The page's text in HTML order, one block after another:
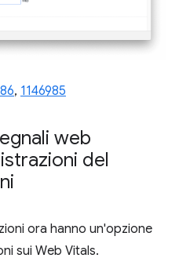
, 1146985
web
del
ora hanno un'opzione
sui Web Vitals.